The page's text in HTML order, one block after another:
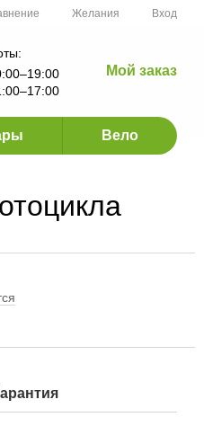
Желания Вход
Мой заказ
Вело